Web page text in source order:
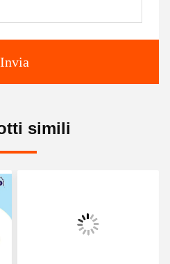
Invia
simili